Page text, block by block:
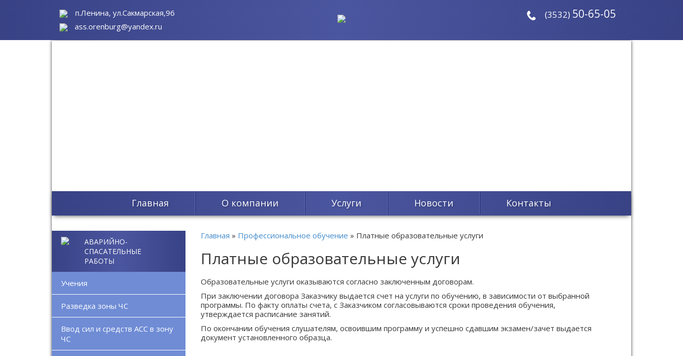
п.Ленина, ул.Сакмарская,96
ass.orenburg@yandex.ru
(3532) 50-65-05
Главная О компании Услуги Новости Контакты
АВАРИЙНО-
СПАСАТЕЛЬНЫЕ
РАБОТЫ
Учения
Разведка зоны ЧС
Ввод сил и средств АСС в зону
ЧС
Главная » Профессиональное обучение » Платные образовательные услуги
Платные образовательные услуги
Образовательные услуги оказываются согласно заключенным договорам.
При заключении договора Заказчику выдается счет на услуги по обучению, в зависимости от выбранной
программы. По факту оплаты счета, с Заказчиком согласовываются сроки проведения обучения,
утверждается расписание занятий.
По окончании обучения слушателям, освоившим программу и успешно сдавшим экзамен/зачет выдается
документ установленного образца.